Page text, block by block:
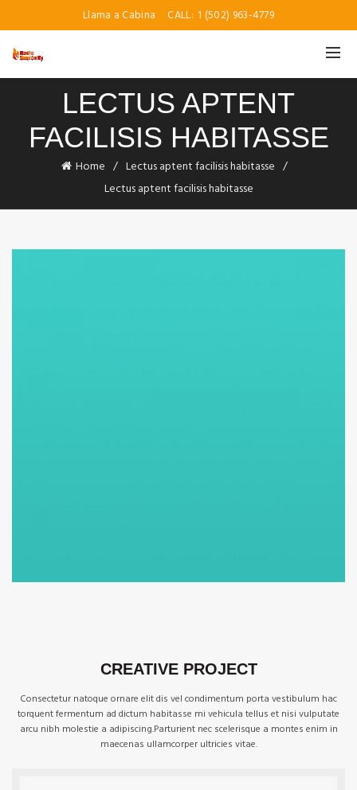
Llama a Cabina CALL: 1 (502) 963-4779
LECTUS APTENT
FACILISIS HABITASSE
Home
Lectus aptent facilisis habitasse
Lectus aptent facilisis habitasse
CREATIVE PROJECT
Consectetur natoque ornare elit dis vel condimentum porta vestibulum hac
torquent fermentum ad dictum habitasse mi vehicula tellus et nisi vulputate
arcu nibh molestie a adipiscing.Parturient nec scelerisque a montes enim in
maecenas ullamcorper ultricies vitae.